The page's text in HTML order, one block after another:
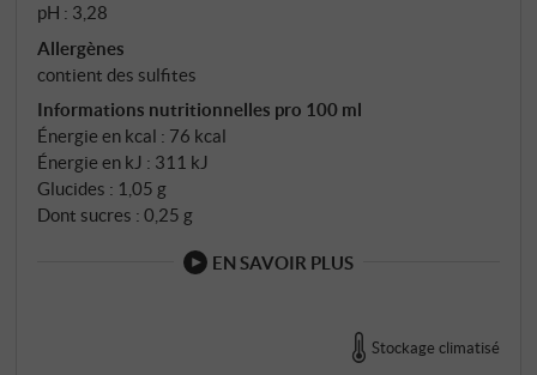
Enfin, la Falanghina prospère sur les sols meubles et
argileux des versants intermédiaires de Mirabella
Eclano, où l'exposition à l'ouest garantit des
conditions de maturation optimales.
pH : 3,28
Allergènes
contient des sulfites
Informations nutritionnelles pro 100 ml
Énergie en kcal : 76 kcal
Énergie en kJ : 311 kJ
Glucides : 1,05 g
Dont sucres : 0,25 g
EN SAVOIR PLUS
Stockage climatisé